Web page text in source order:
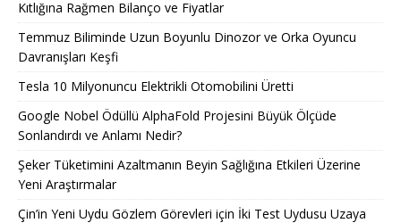
Kıtlığına Rağmen Bilanço ve Fiyatlar
Temmuz Biliminde Uzun Boyunlu Dinozor ve Orka Oyuncu
Davranışları Keşfi
Tesla 10 Milyonuncu Elektrikli Otomobilini Üretti
Google Nobel Ödüllü AlphaFold Projesini Büyük Ölçüde
Sonlandırdı ve Anlamı Nedir?
Şeker Tüketimini Azaltmanın Beyin Sağlığına Etkileri Üzerine
Yeni Araştırmalar
Çin’in Yeni Uydu Gözlem Görevleri için İki Test Uydusu Uzaya